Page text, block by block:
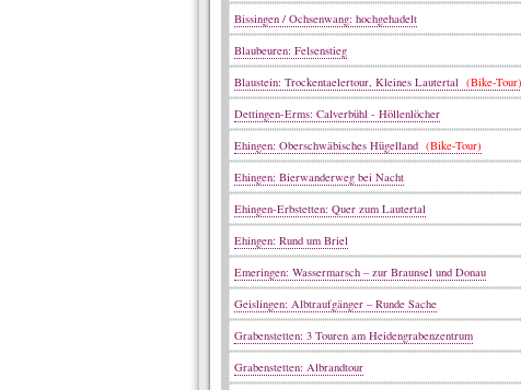
Bissingen / Ochsenwang: hochgehadelt
Blaubeuren: Felsenstieg
Blaustein: Trockentaelertour, Kleines Lautertal (Bike-Tour)
Dettingen-Erms: Calverbühl - Höllenlöcher
Ehingen: Oberschwäbisches Hügelland (Bike-Tour)
Ehingen: Bierwanderweg bei Nacht
Ehingen-Erbstetten: Quer zum Lautertal
Ehingen: Rund um Briel
Emeringen: Wassermarsch – zur Braunsel und Donau
Geislingen: Albtraufgänger – Runde Sache
Grabenstetten: 3 Touren am Heidengrabenzentrum
Grabenstetten: Albrandtour